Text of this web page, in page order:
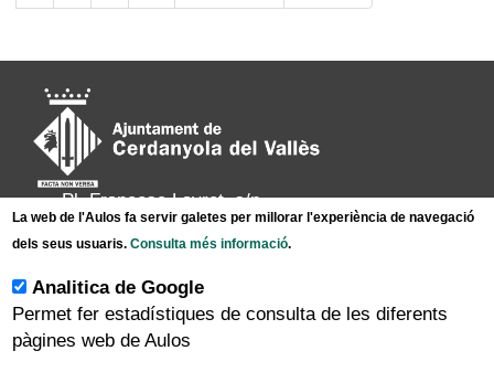
següent
pàgina
Pl. Francesc Layret, s/n
08290 Cerdanyola del Vallès,
Tel. 935 80 88 88
Inici | Avís legal | Protecció de dades |
Mapa del lloc | Accessibilitat
La web de l'Aulos fa servir galetes per millorar l'experiència de navegació
dels seus usuaris.Consulta més informació.
Analitica de Google
Permet fer estadístiques de consulta de les diferents
pàgines web de Aulos